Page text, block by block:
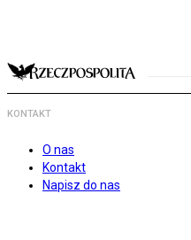
KONTAKT
O nas
Kontakt
Napisz do nas